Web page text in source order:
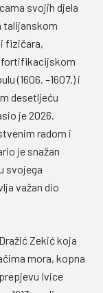
svojih djela
talijanskom
fizičara,
fortifikacijskom
(1606. –1607.) i
desetljeću
je 2026.
radom i
je snažan
svojega
važan dio
Zekić koja
mora, kopna
Ivice